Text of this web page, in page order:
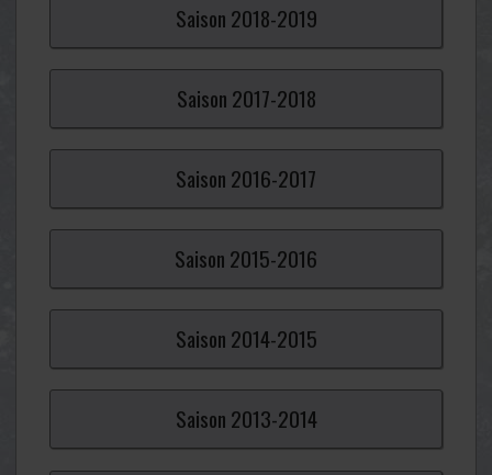
Saison 2018-2019
Saison 2017-2018
Saison 2016-2017
Saison 2015-2016
Saison 2014-2015
Saison 2013-2014